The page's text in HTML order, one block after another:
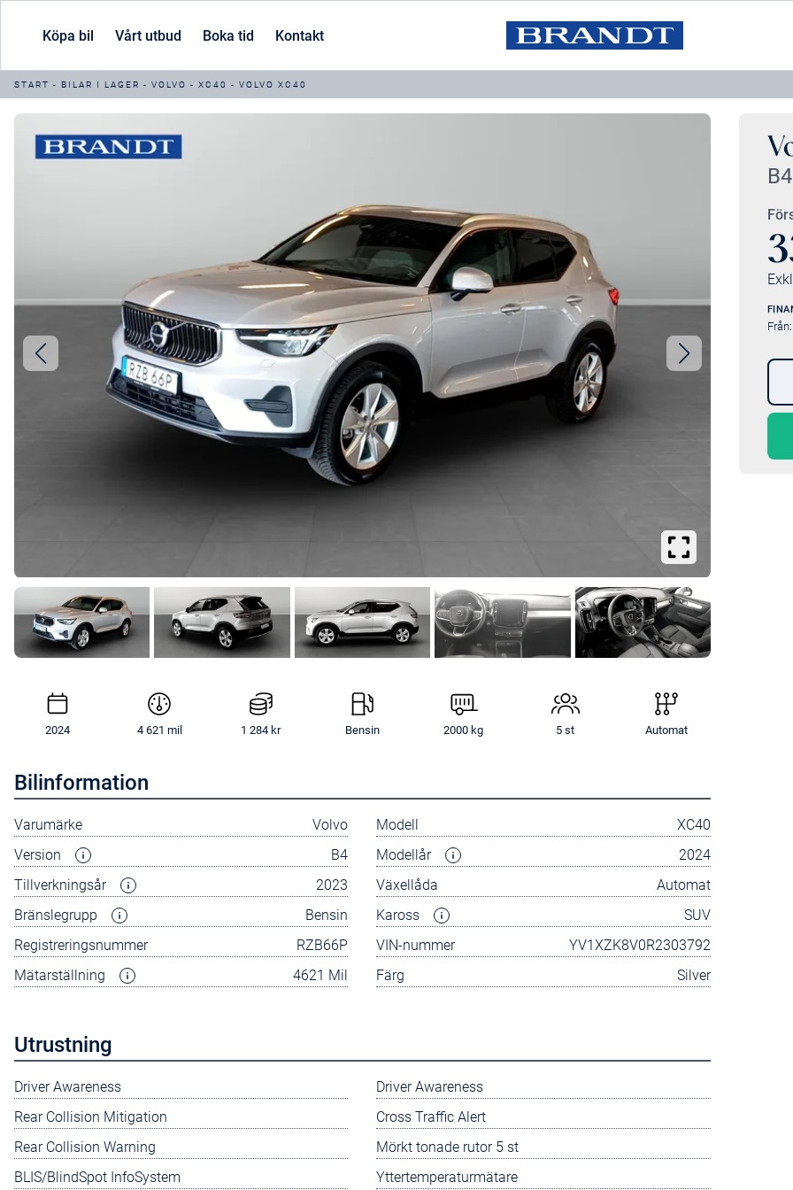
Köpa bil Vårt utbud Boka tid Kontakt
START - BILAR I LAGER - VOLVO - XC40 - VOLVO XC40
Från:
Se
större
bilder
2024 4 621 mil 1 284 kr Bensin 2000 kg 5 st Automat
Bilinformation
Varumärke Volvo Modell
XC40
Version
B4 Modellår
2024
Tillverkningsår
2023 Växellåda
Automat
Bränslegrupp
Bensin Kaross
SUV
Registreringsnummer
RZB66P VIN-nummer
YV1XZK8V0R2303792
Mätarställning
4621 Mil Färg Silver
Utrustning
Driver Awareness
Driver Awareness
Rear Collision Mitigation
Cross Traffic Alert
Rear Collision Warning
Mörkt tonade rutor 5 st
BLIS/BlindSpot InfoSystem
Yttertemperaturmätare